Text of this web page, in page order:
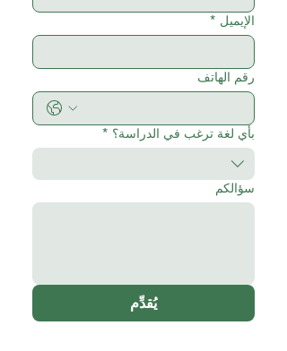
الإيميل *
رقم الهاتف
بأي لغة ترغب في الدراسة؟ *
سؤالكم
يُقدِّم